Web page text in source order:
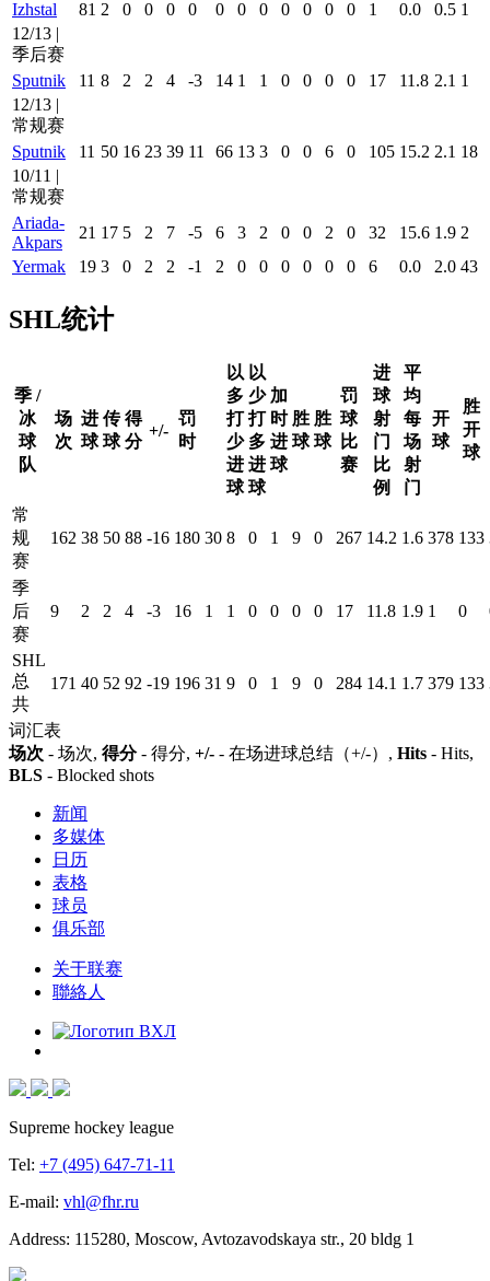
Izhstal 81 2 0 0 0 0 0 0 0 0 0 0 0 1 0.0 0.5 1
12/13 |
季后赛
Sputnik
11 8 2 2 4 -3 14 1 1 0 0 0 0 17 11.8 2.1 1
12/13 |
常规赛
Sputnik
11 50 16 23 39 11 66 13 3 0 0 6 0 105 15.2 2.1 18
10/11 |
常规赛
Ariada-
Akpars
21 17 5 2 7 -5 6 3 2 0 0 2 0 32 15.6 1.9 2
Yermak
19 3 0 2 2 -1 2 0 0 0 0 0 0 6 0.0 2.0 43
SHL统计
季 /
冰
球
队
场
次
进
球
传
球
得
分
+/-
罚
时
以
多
打
少
进
球
以
少
打
多
进
球
加
时
进
球
胜
球
胜
球
罚
球
比
赛
进
球
射
门
比
例
平
均
每
场
射
门
开
球
胜
开
球
常
规
赛
162 38 50 88 -16 180 30 8 0 1 9 0 267 14.2 1.6 378 133
季
后
赛
9 2 2 4 -3 16 1 1 0 0 0 0 17 11.8 1.9 1 0
SHL
总
共
171 40 52 92 -19 196 31 9 0 1 9 0 284 14.1 1.7 379 133
词汇表
场次 - 场次, 得分- 得分, +/- - 在场进球总结（+/-）, Hits - Hits,
BLS - Blocked shots
新闻
多媒体
日历
表格
球员
俱乐部
关于联赛
聯絡人
Supreme hockey league
Tel: +7 (495) 647-71-11
E-mail: vhl@fhr.ru
Address: 115280, Moscow, Avtozavodskaya str., 20 bldg 1